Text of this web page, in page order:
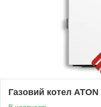
Газовий котел